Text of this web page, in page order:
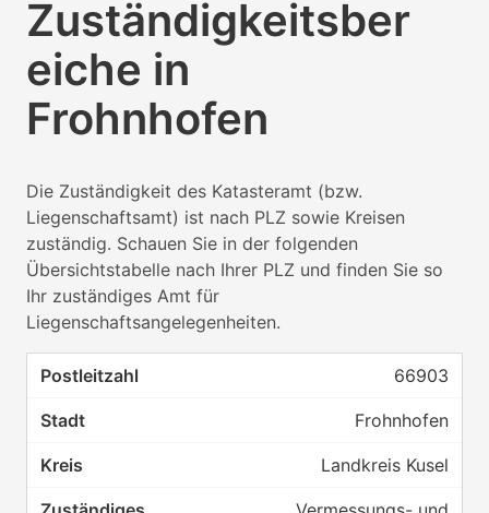
Zuständigkeitsber
eiche in
Frohnhofen
Die Zuständigkeit des Katasteramt (bzw.
Liegenschaftsamt) ist nach PLZ sowie Kreisen
zuständig. Schauen Sie in der folgenden
Übersichtstabelle nach Ihrer PLZ und finden Sie so
Ihr zuständiges Amt für
Liegenschaftsangelegenheiten.
66903
Frohnhofen
Landkreis Kusel